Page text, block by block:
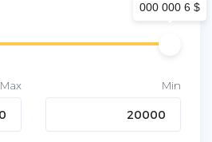
$ 6 000 000
Min
Max